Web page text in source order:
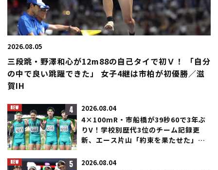
2026.08.05
三段跳・野澤和心が12m88の自己タイで初Ｖ！ 「自分
の中で良い跳躍できた」 女子4継は市柏が初優勝／滋
賀IH
4 2026.08.04
4×100mR・市船橋が39秒60で3年ぶ
りV！学校別歴代3位のチーム記録更
新、エース片山「約束を果たせた」／
5 2026.08.04